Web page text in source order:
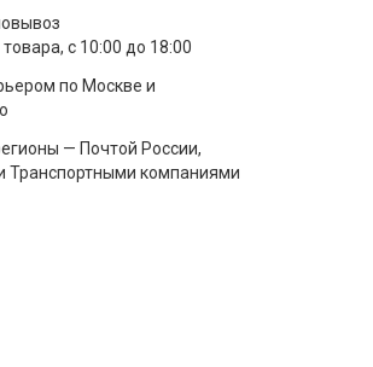
с 10:00 до 18:00
по Москве и
— Почтой России,
Транспортными компаниями